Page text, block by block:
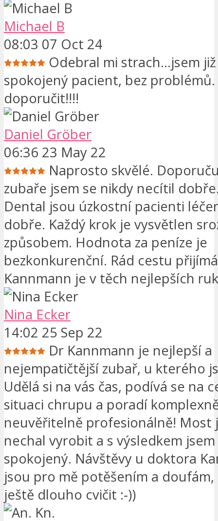
Michael B
08:03 07 Oct 24
Odebral mi strach...jsem
spokojený pacient, bez
doporučit!!!!
Daniel Gröber
06:36 23 May 22
Naprosto skvělé.
zubaře jsem se nikdy necítil
Dental jsou úzkostní pacienti
dobře. Každý krok je vysvětlen
způsobem. Hodnota za peníze je
bezkonkurenční. Rád cestu
Kannmann je v těch nejlepších
Nina Ecker
14:02 25 Sep 22
Dr Kannmann je nejlepší a
nejempatičtější zubař, u kterého
Udělá si na vás čas, podívá se na
situaci chrupu a poradí
neuvěřitelně profesionálně! Most
nechal vyrobit a s výsledkem
spokojený. Návštěvy u doktora
jsou pro mě potěšením a
ještě dlouho cvičit :-))